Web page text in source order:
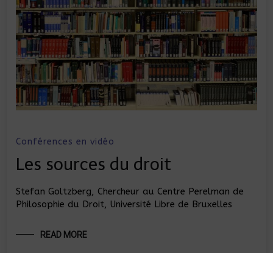
Conférences en vidéo
Les sources du droit
Stefan Goltzberg, Chercheur au Centre Perelman de
Philosophie du Droit, Université Libre de Bruxelles
READ MORE